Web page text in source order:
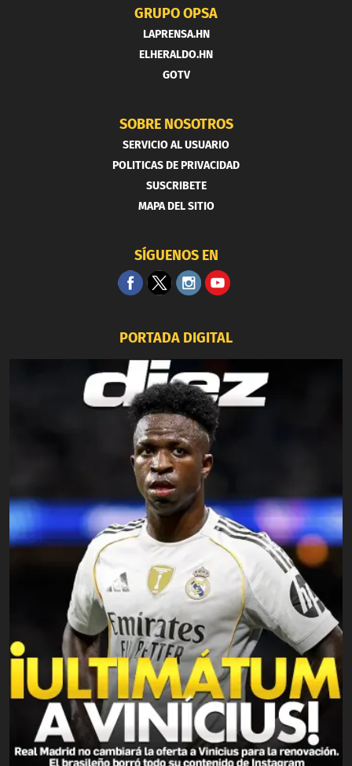
GRUPO OPSA
LAPRENSA.HN
ELHERALDO.HN
GOTV
SOBRE NOSOTROS
SERVICIO AL USUARIO
POLITICAS DE PRIVACIDAD
SUSCRIBETE
MAPA DEL SITIO
SÍGUENOS EN
PORTADA DIGITAL